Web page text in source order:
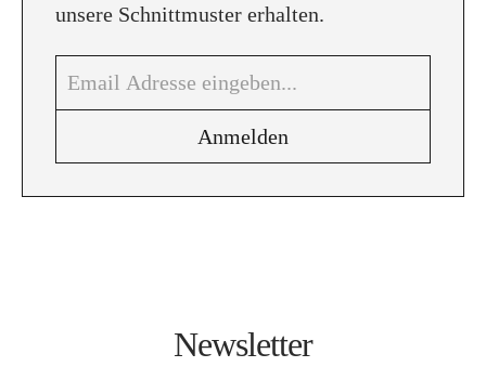
unsere Schnittmuster erhalten.
Newsletter